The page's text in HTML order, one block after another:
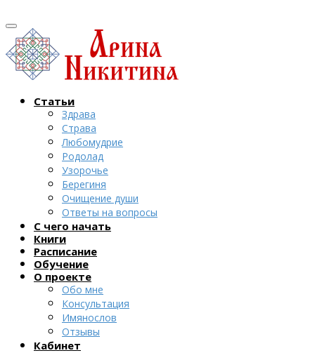
Статьи
Здрава
Страва
Любомудрие
Родолад
Узорочье
Берегиня
Очищение души
Ответы на вопросы
С чего начать
Книги
Расписание
Обучение
О проекте
Обо мне
Консультация
Имянослов
Отзывы
Кабинет